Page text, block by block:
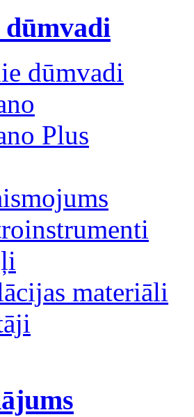
dūmvadi
Plus
materiāli